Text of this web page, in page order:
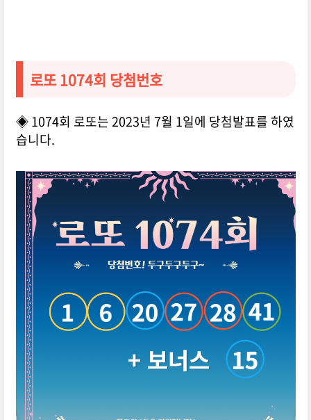
로또 1074회 당첨번호
◈ 1074회 로또는 2023년 7월 1일에 당첨발표를 하였
습니다.